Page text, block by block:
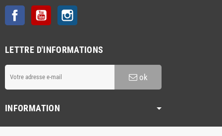
Facebook YouTube
LETTRE D'INFORMATIONS
ok
INFORMATION